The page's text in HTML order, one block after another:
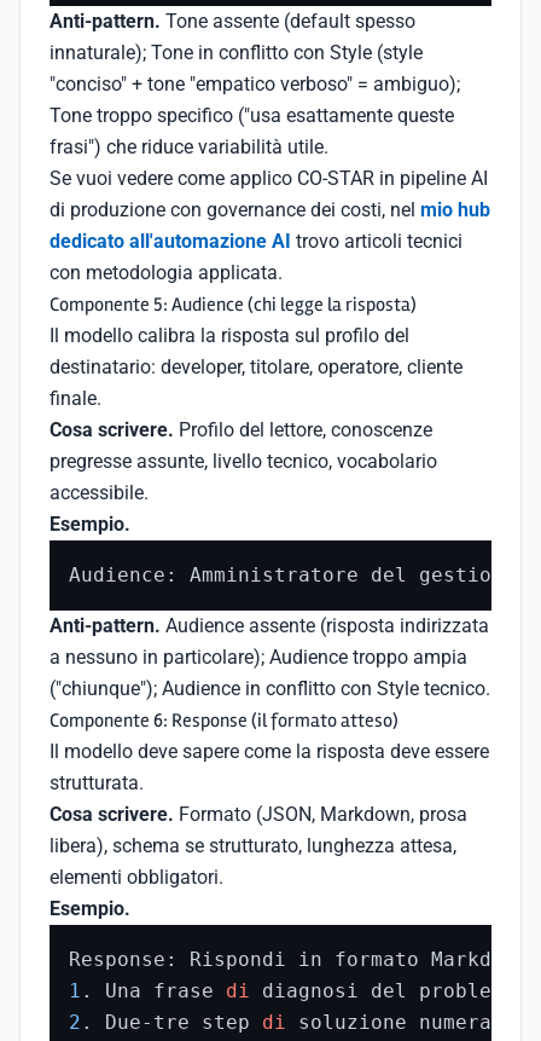
Anti-pattern. Tone assente (default spesso
innaturale); Tone in conflitto con Style (style
"conciso" + tone "empatico verboso" = ambiguo);
Tone troppo specifico ("usa esattamente queste
frasi") che riduce variabilità utile.
Se vuoi vedere come applico CO-STAR in pipeline AI
di produzione con governance dei costi, nel mio hub
dedicato all'automazione AI trovo articoli tecnici
con metodologia applicata.
Componente 5: Audience (chi legge la risposta)
Il modello calibra la risposta sul profilo del
destinatario: developer, titolare, operatore, cliente
finale.
Cosa scrivere. Profilo del lettore, conoscenze
pregresse assunte, livello tecnico, vocabolario
accessibile.
Esempio.
Audience: Amministratore del
Anti-pattern. Audience assente (risposta indirizzata
a nessuno in particolare); Audience troppo ampia
("chiunque"); Audience in conflitto con Style tecnico.
Componente 6: Response (il formato atteso)
Il modello deve sapere come la risposta deve essere
strutturata.
Cosa scrivere. Formato (JSON, Markdown, prosa
libera), schema se strutturato, lunghezza attesa,
elementi obbligatori.
Esempio.
Response: Rispondi in formato Markdown
1 . Una frase di
2 . Due-tre step di